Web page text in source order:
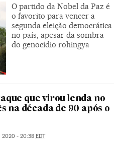
O partido da Nobel da Paz é
o favorito para vencer a
segunda eleição democrática
no país, apesar da sombra
do genocídio rohingya
que virou lenda no
na década de 90 após o
2020 - 20:38 EDT